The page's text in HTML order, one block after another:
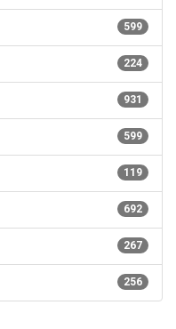
599
224
931
599
119
692
267
256